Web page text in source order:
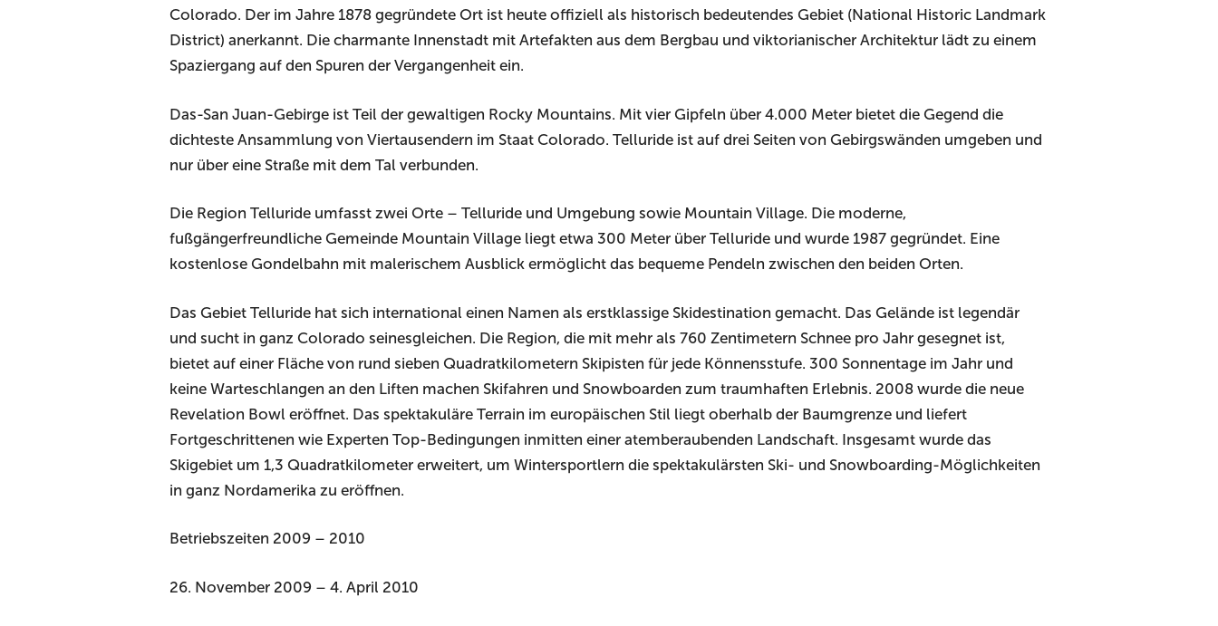
Colorado. Der im Jahre 1878 gegründete Ort ist heute offiziell als historisch bedeutendes Gebiet (National Historic Landmark
District) anerkannt. Die charmante Innenstadt mit Artefakten aus dem Bergbau und viktorianischer Architektur lädt zu einem
Spaziergang auf den Spuren der Vergangenheit ein.
Das-San Juan-Gebirge ist Teil der gewaltigen Rocky Mountains. Mit vier Gipfeln über 4.000 Meter bietet die Gegend die
dichteste Ansammlung von Viertausendern im Staat Colorado. Telluride ist auf drei Seiten von Gebirgswänden umgeben und
nur über eine Straße mit dem Tal verbunden.
Die Region Telluride umfasst zwei Orte – Telluride und Umgebung sowie Mountain Village. Die moderne,
fußgängerfreundliche Gemeinde Mountain Village liegt etwa 300 Meter über Telluride und wurde 1987 gegründet. Eine
kostenlose Gondelbahn mit malerischem Ausblick ermöglicht das bequeme Pendeln zwischen den beiden Orten.
Das Gebiet Telluride hat sich international einen Namen als erstklassige Skidestination gemacht. Das Gelände ist legendär
und sucht in ganz Colorado seinesgleichen. Die Region, die mit mehr als 760 Zentimetern Schnee pro Jahr gesegnet ist,
bietet auf einer Fläche von rund sieben Quadratkilometern Skipisten für jede Könnensstufe. 300 Sonnentage im Jahr und
keine Warteschlangen an den Liften machen Skifahren und Snowboarden zum traumhaften Erlebnis. 2008 wurde die neue
Revelation Bowl eröffnet. Das spektakuläre Terrain im europäischen Stil liegt oberhalb der Baumgrenze und liefert
Fortgeschrittenen wie Experten Top-Bedingungen inmitten einer atemberaubenden Landschaft. Insgesamt wurde das
Skigebiet um 1,3 Quadratkilometer erweitert, um Wintersportlern die spektakulärsten Ski- und Snowboarding-Möglichkeiten
in ganz Nordamerika zu eröffnen.
Betriebszeiten 2009 – 2010
26. November 2009 – 4. April 2010